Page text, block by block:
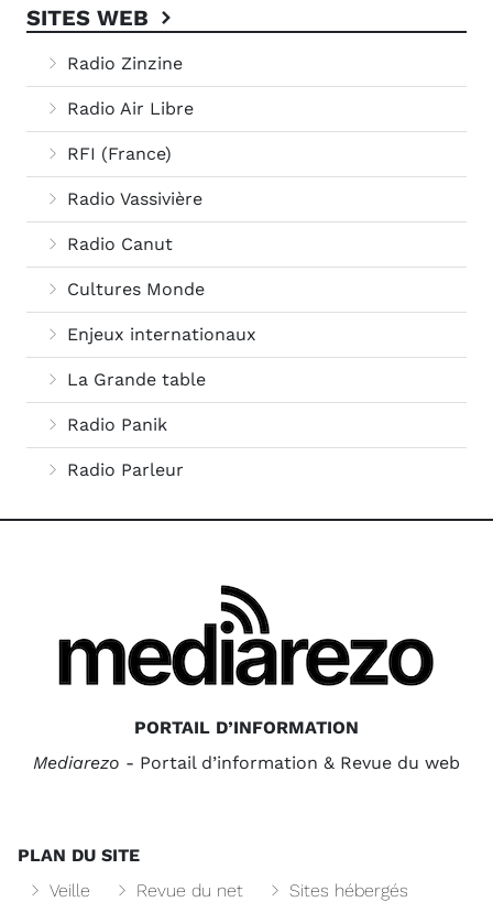
SITES WEB
Radio Zinzine
Radio Air Libre
RFI (France)
Radio Vassivière
Radio Canut
Cultures Monde
Enjeux internationaux
La Grande table
Radio Panik
Radio Parleur
PORTAIL D’INFORMATION
Mediarezo - Portail d’information & Revue du web
PLAN DU SITE
Veille
Revue du net
Sites hébergés